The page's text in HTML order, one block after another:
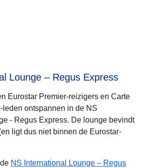
Lounge – Regus Express
Eurostar Premier-reizigers en Carte
leden ontspannen in de NS
- Regus Express. De lounge bevindt
ligt dus niet binnen de Eurostar-
NS International Lounge – Regus